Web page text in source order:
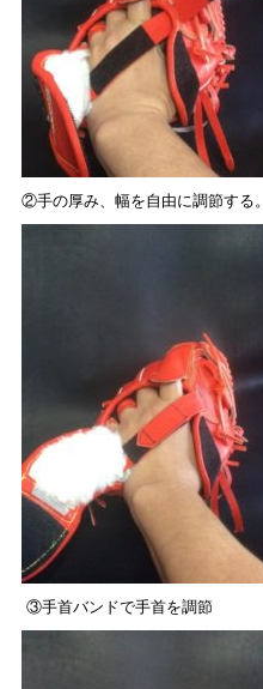
②手の厚み、幅を自由に調節する。
③手首バンドで手首を調節